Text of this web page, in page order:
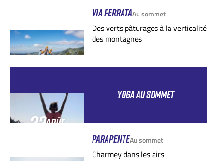
VIA FERRATAAu sommet
Des verts pâturages à la verticalité
des montagnes
22AOÛT
YOGA AU SOMMET
PARAPENTEAu sommet
Charmey dans les airs